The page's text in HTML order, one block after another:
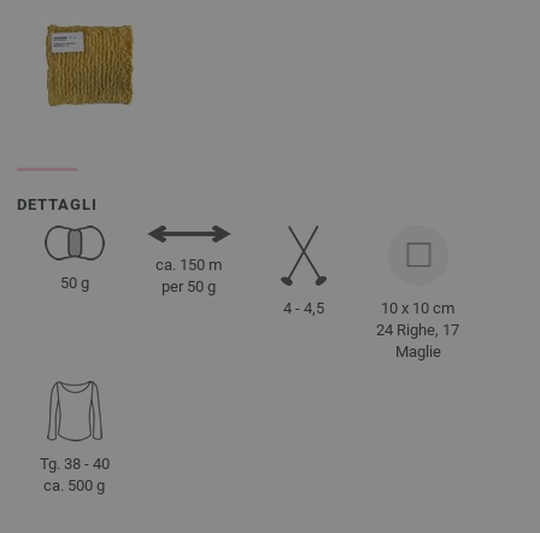
DETTAGLI
50 g
ca. 150 m
per 50 g
4 - 4,5
10 x 10 cm
24 Righe, 17
Maglie
Tg. 38 - 40
ca. 500 g